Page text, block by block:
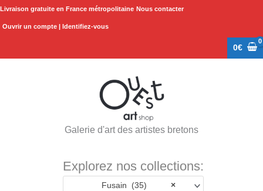
Aller
Livraison gratuite en France métropolitaine Nous contacter
Ouvrir un compte | Identifiez-vous
0€
Galerie d'art des artistes bretons
Explorez nos collections:
×
Fusain (35)